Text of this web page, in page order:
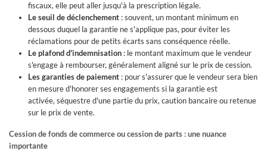
fiscaux, elle peut aller jusqu'à la prescription légale.
Le seuil de déclenchement : souvent, un montant minimum en
dessous duquel la garantie ne s'applique pas, pour éviter les
réclamations pour de petits écarts sans conséquence réelle.
Le plafond d'indemnisation : le montant maximum que le vendeur
s'engage à rembourser, généralement aligné sur le prix de cession.
Les garanties de paiement : pour s'assurer que le vendeur sera bien
en mesure d'honorer ses engagements si la garantie est
activée, séquestre d'une partie du prix, caution bancaire ou retenue
sur le prix de vente.
Cession de fonds de commerce ou cession de parts : une nuance
importante